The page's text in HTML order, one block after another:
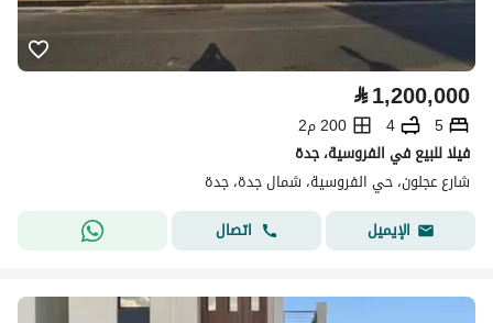
⃁1,200,000
5
4
200 م2
فيلا للبيع في الفروسية، جدة
شارع عجلون، حي الفروسية، شمال جدة، جدة
الإيميل
اتصال